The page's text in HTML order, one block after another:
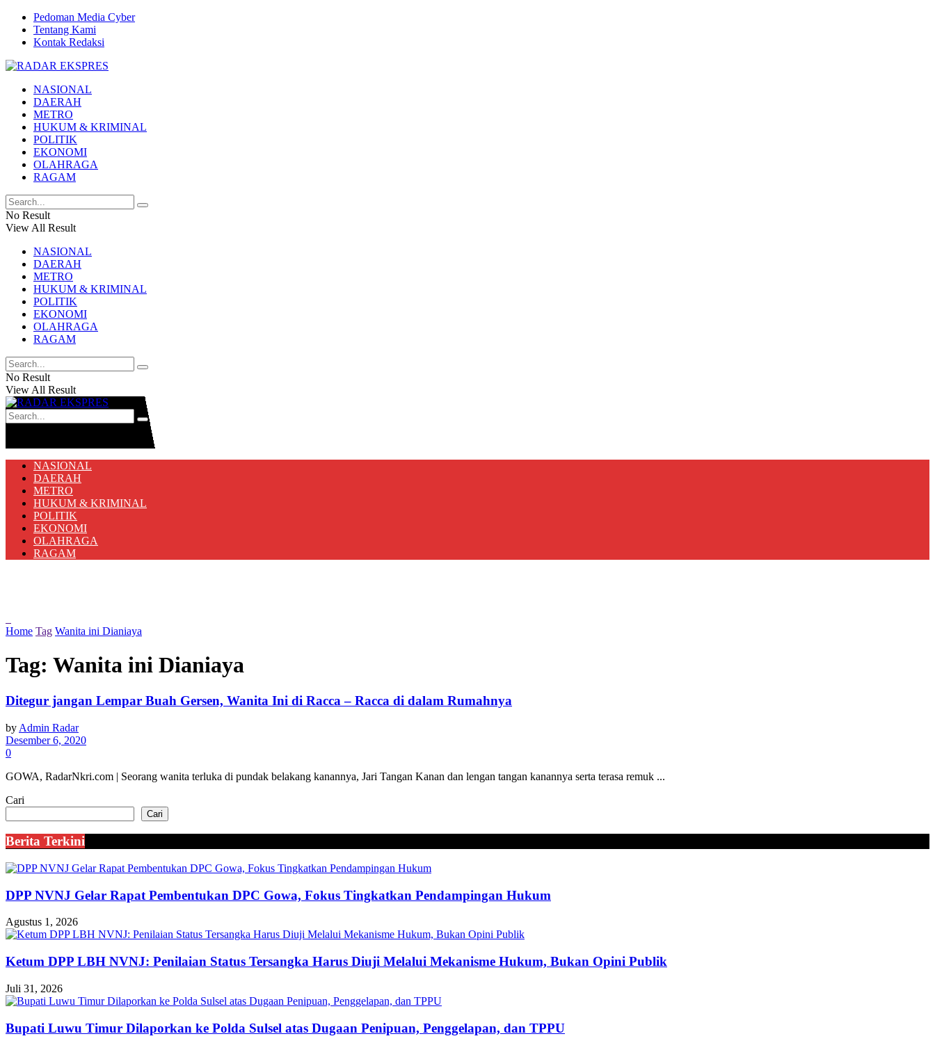
Pedoman Media Cyber
Tentang Kami
Kontak Redaksi
NASIONAL
DAERAH
METRO
HUKUM & KRIMINAL
POLITIK
EKONOMI
OLAHRAGA
RAGAM
No Result
View All Result
NASIONAL
DAERAH
METRO
HUKUM & KRIMINAL
POLITIK
EKONOMI
OLAHRAGA
RAGAM
No Result
View All Result
NASIONAL
DAERAH
METRO
HUKUM & KRIMINAL
POLITIK
EKONOMI
OLAHRAGA
RAGAM
Home Tag Wanita ini Dianiaya
Tag: Wanita ini Dianiaya
Ditegur jangan Lempar Buah Gersen, Wanita Ini di Racca – Racca di dalam Rumahnya
by Admin Radar
Desember 6, 2020
0
GOWA, RadarNkri.com | Seorang wanita terluka di pundak belakang kanannya, Jari Tangan Kanan dan lengan tangan kanannya serta terasa remuk ...
Cari
Cari
Berita Terkini
DPP NVNJ Gelar Rapat Pembentukan DPC Gowa, Fokus Tingkatkan Pendampingan Hukum
Agustus 1, 2026
Ketum DPP LBH NVNJ: Penilaian Status Tersangka Harus Diuji Melalui Mekanisme Hukum, Bukan Opini Publik
Juli 31, 2026
Bupati Luwu Timur Dilaporkan ke Polda Sulsel atas Dugaan Penipuan, Penggelapan, dan TPPU